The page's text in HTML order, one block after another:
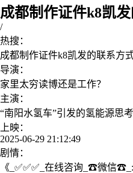
成都制作证件k8凯
/
热搜：
成都制作证件k8凯发的联系方
导演：
家里太穷读博还是工作？
主演：
“南阳水氢车”引发的氢能源思考
上映：
2025-06-29 21:12:49
剧情：
《_✅✅✅_在线咨询_☎微信